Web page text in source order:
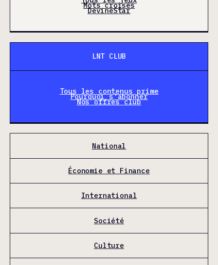
Mots croisés
DevineStar
LNT CLUB
Tous les contenus prime
Pourquoi s'abonner
Nos offres club
National
Économie et Finance
International
Société
Culture